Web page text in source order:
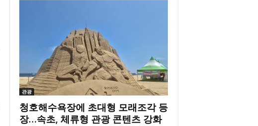
관광
청호해수욕장에 초대형 모래조각 등
장…속초, 체류형 관광 콘텐츠 강화